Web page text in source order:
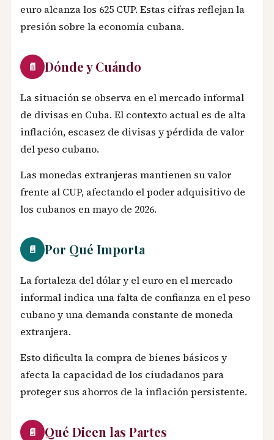
euro alcanza los 625 CUP. Estas cifras reflejan la
presión sobre la economía cubana.
📄 Dónde y Cuándo
La situación se observa en el mercado informal
de divisas en Cuba. El contexto actual es de alta
inflación, escasez de divisas y pérdida de valor
del peso cubano.
Las monedas extranjeras mantienen su valor
frente al CUP, afectando el poder adquisitivo de
los cubanos en mayo de 2026.
📄 Por Qué Importa
La fortaleza del dólar y el euro en el mercado
informal indica una falta de confianza en el peso
cubano y una demanda constante de moneda
extranjera.
Esto dificulta la compra de bienes básicos y
afecta la capacidad de los ciudadanos para
proteger sus ahorros de la inflación persistente.
📄 Qué Dicen las Partes